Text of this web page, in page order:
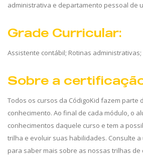
administrativa e departamento pessoal de
Grade Curricular:
Assistente contábil; Rotinas
Sobre a
Todos os cursos da CódigoKid fazem parte
conhecimento. Ao final de cada módulo, o
conhecimentos daquele curso e tem a
trilha e evoluir suas habilidades. Consulte
para saber mais sobre as nossas trilhas de